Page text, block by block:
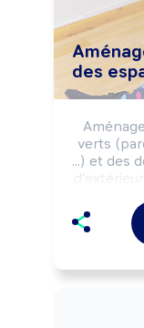
des
verts
...) et des
règles de